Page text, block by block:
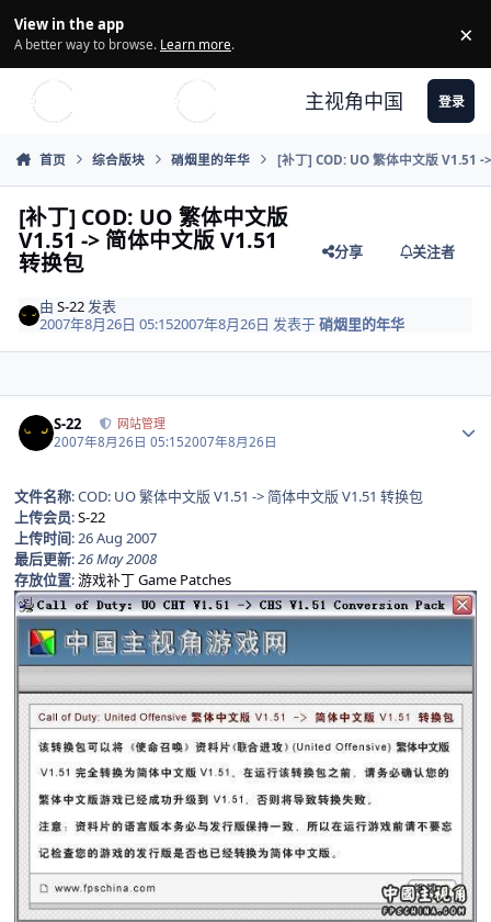
View in the app
A better way to browse. Learn more. ×
主视角中国 登录
首页 综合版块 硝烟里的年华 [补丁] COD: UO 繁体中文版 V1.51
[补丁] COD: UO 繁体中文版
V1.51 -> 简体中文版 V1.51
转换包 分享 关注者
由S-22 发表
2007年8月26日 05:152007年8月26日 发表于硝烟里的年华
S-22 网站管理
2007年8月26日 05:152007年8月26日
文件名称: COD: UO 繁体中文版 V1.51 -> 简体中文版 V1.51 转换包
上传会员:S-22
上传时间: 26 Aug 2007
最后更新:26 May 2008
存放位置:游戏补丁 Game Patches